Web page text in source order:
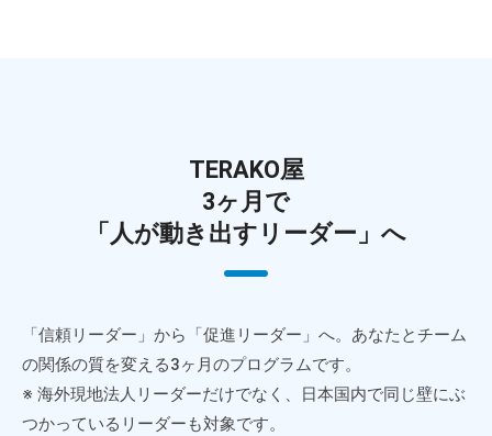
TERAKO屋
3ヶ月で
「人が動き出すリーダー」へ
「信頼リーダー」から「促進リーダー」へ。あなたとチーム
の関係の質を変える3ヶ月のプログラムです。
※ 海外現地法人リーダーだけでなく、日本国内で同じ壁にぶ
つかっているリーダーも対象です。